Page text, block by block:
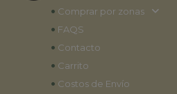
• Comprar por zonas
• FAQS
• Contacto
• Carrito
• Costos de Envío